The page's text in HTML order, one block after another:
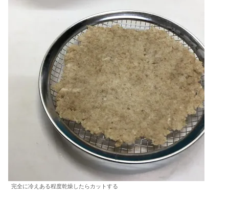
完全に冷えある程度乾燥したらカットする